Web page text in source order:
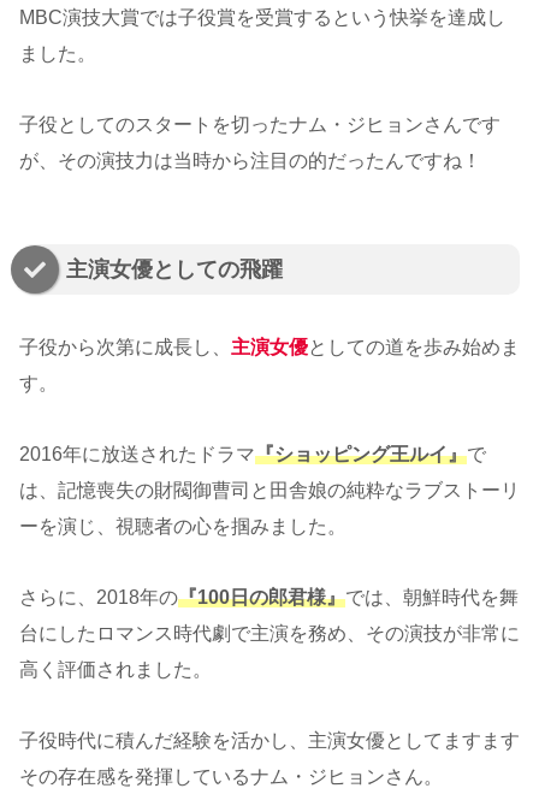
MBC演技大賞では子役賞を受賞するという快挙を達成し
ました。
子役としてのスタートを切ったナム・ジヒョンさんです
が、その演技力は当時から注目の的だったんですね！
主演女優としての飛躍
子役から次第に成長し、 主演女優としての道を歩み始めま
す。
2016年に放送されたドラマ『ショッピング王ルイ』で
は、記憶喪失の財閥御曹司と田舎娘の純粋なラブストーリ
ーを演じ、視聴者の心を掴みました。
さらに、2018年の『100日の郎君様』では、朝鮮時代を舞
台にしたロマンス時代劇で主演を務め、その演技が非常に
高く評価されました。
子役時代に積んだ経験を活かし、主演女優としてますます
その存在感を発揮しているナム・ジヒョンさん。